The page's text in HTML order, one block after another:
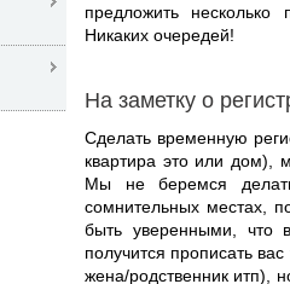
предложить
Никаких очередей!
На заметку о
Сделать временную
квартира это или дом),
Мы не беремся
сомнительных местах,
быть уверенными, что
получится прописать
жена/родственник итп),